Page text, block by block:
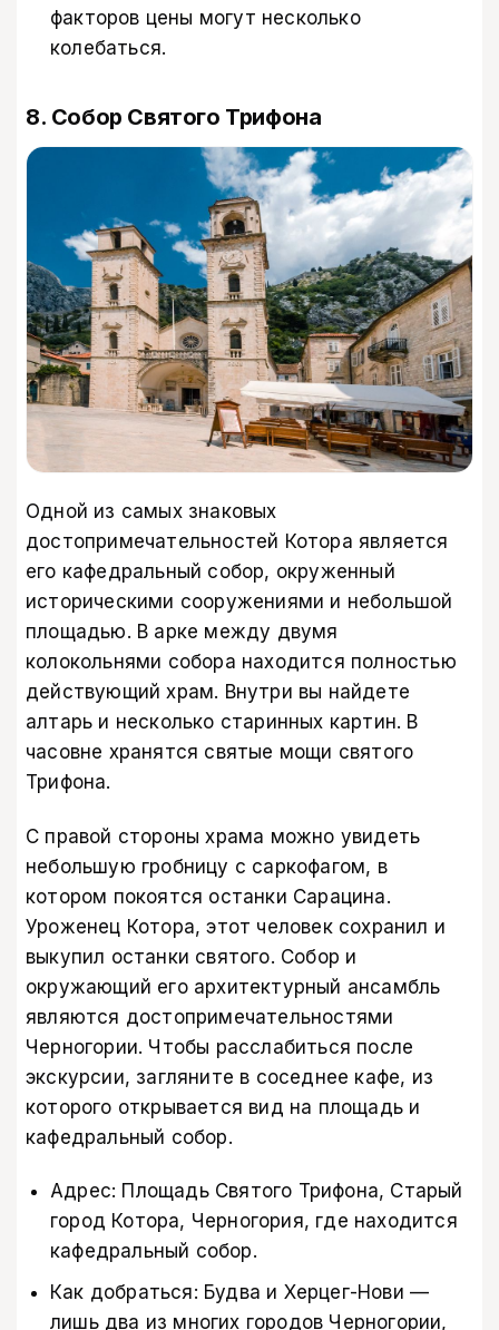
факторов цены могут несколько
колебаться.
8. Собор Святого Трифона
Одной из самых знаковых
достопримечательностей Котора является
его кафедральный собор, окруженный
историческими сооружениями и небольшой
площадью. В арке между двумя
колокольнями собора находится полностью
действующий храм. Внутри вы найдете
алтарь и несколько старинных картин. В
часовне хранятся святые мощи святого
Трифона.
С правой стороны храма можно увидеть
небольшую гробницу с саркофагом, в
котором покоятся останки Сарацина.
Уроженец Котора, этот человек сохранил и
выкупил останки святого. Собор и
окружающий его архитектурный ансамбль
являются достопримечательностями
Черногории. Чтобы расслабиться после
экскурсии, загляните в соседнее кафе, из
которого открывается вид на площадь и
кафедральный собор.
Адрес: Площадь Святого Трифона, Старый
город Котора, Черногория, где находится
кафедральный собор.
Как добраться: Будва и Херцег-Нови —
лишь два из многих городов Черногории,